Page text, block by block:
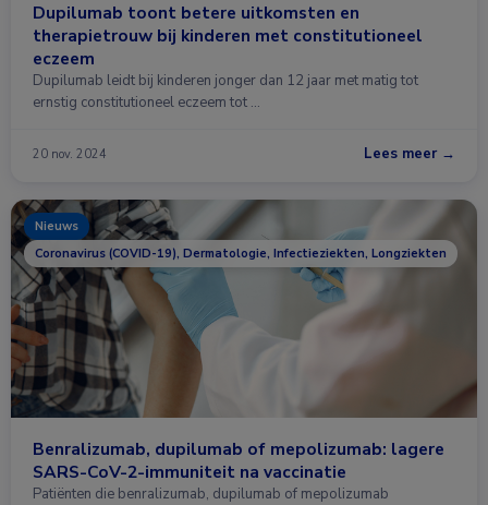
Dupilumab toont betere uitkomsten en
therapietrouw bij kinderen met constitutioneel
eczeem
Dupilumab leidt bij kinderen jonger dan 12 jaar met matig tot
ernstig constitutioneel eczeem tot …
20 nov. 2024 Lees meer →
Nieuws
Coronavirus (COVID-19), Dermatologie, Infectieziekten, Longziekten
Benralizumab, dupilumab of mepolizumab: lagere
SARS-CoV-2-immuniteit na vaccinatie
Patiënten die benralizumab, dupilumab of mepolizumab